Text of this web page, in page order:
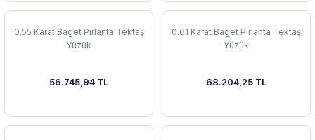
0.55 Karat Baget Pırlanta Tektaş
Yüzük
56.745,94 TL
0.61 Karat Baget Pırlanta Tektaş
Yüzük
68.204,25 TL